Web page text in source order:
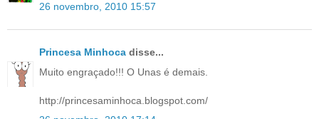
26 novembro, 2010 15:57
Princesa Minhoca disse...
Muito engraçado!!! O Unas é demais.
http://princesaminhoca.blogspot.com/